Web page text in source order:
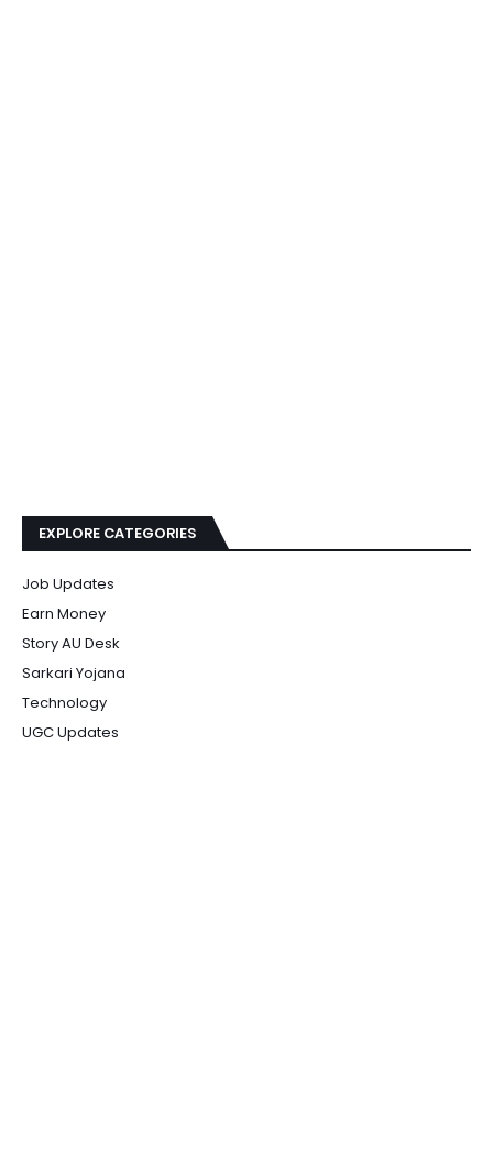
EXPLORE CATEGORIES
Job Updates
Earn Money
Story AU Desk
Sarkari Yojana
Technology
UGC Updates